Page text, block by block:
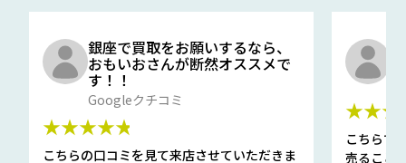
銀座で買取をお願いするなら、
おもいおさんが断然オススメで
す！！
Googleクチコミ
★★★★★
こちらの口コミを見て来店させていただきま
こちらで
売ること